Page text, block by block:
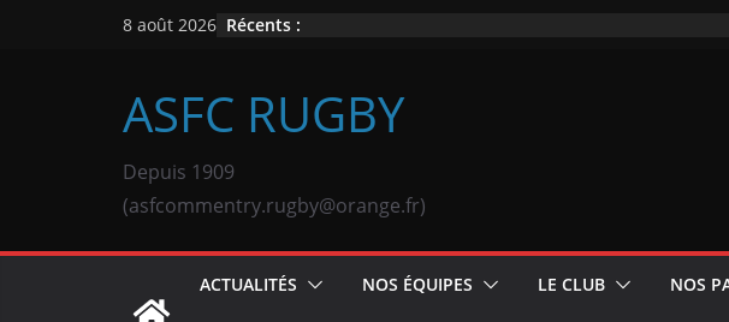
8 août 2026 Récents :
ASFC RUGBY
Depuis 1909
(asfcommentry.rugby@orange.fr)
ACTUALITÉS NOS ÉQUIPES LE CLUB NOS